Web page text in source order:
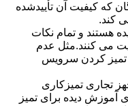
که کیفیت آن تأییدشده
کند.
هستند و تمام نکات
می کنند.مثل عدم
تمیز کردن سرویس
تجاری تمیزکاری
آموزش دیده برای تمیز